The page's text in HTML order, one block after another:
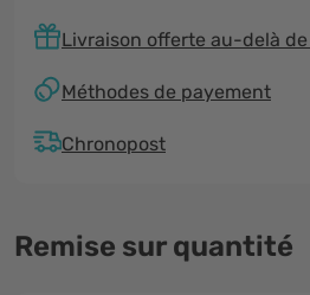
Livraison offerte au-delà de
Méthodes de payement
Chronopost
Remise sur quantité